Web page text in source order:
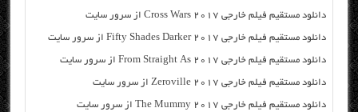
دانلود مستقیم فیلم خارجی Cross Wars 2017 از سرور سایت
دانلود مستقیم فیلم خارجی Fifty Shades Darker 2017 از سرور سایت
دانلود مستقیم فیلم خارجی From Straight As 2017 از سرور سایت
دانلود مستقیم فیلم خارجی Zeroville 2017 از سرور سایت
دانلود مستقیم فیلم خارجی The Mummy 2017 از سرور سایت